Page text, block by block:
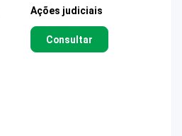
Ações judiciais
Consultar